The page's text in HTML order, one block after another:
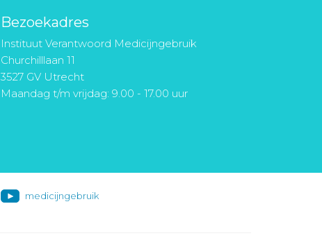
Bezoekadres
Instituut Verantwoord Medicijngebruik
Churchilllaan 11
3527 GV Utrecht
Maandag t/m vrijdag: 9.00 - 17.00 uur
medicijngebruik